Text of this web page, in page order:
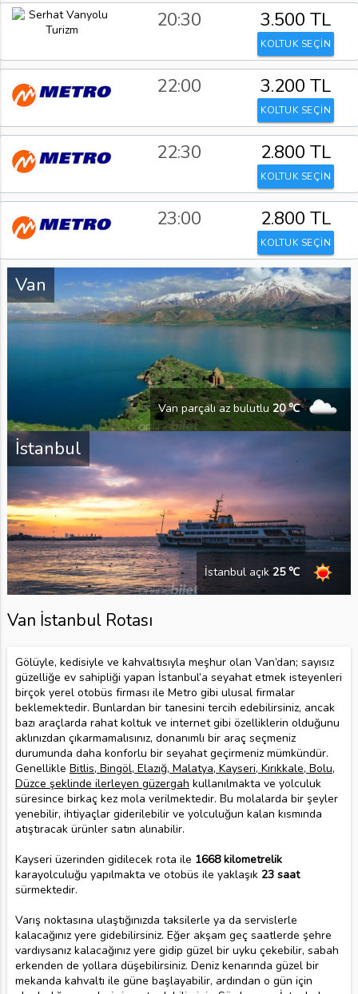
20:30 3.500 TL
KOLTUK SEÇİN
22:00 3.200 TL
KOLTUK SEÇİN
22:30 2.800 TL
KOLTUK SEÇİN
23:00 2.800 TL
KOLTUK SEÇİN
Van
Van parçalı az bulutlu 20 ℃
İstanbul
İstanbul açık25 ℃
Van İstanbul Rotası
Gölüyle, kedisiyle ve kahvaltısıyla meşhur olan Van’dan; sayısız
güzelliğe ev sahipliği yapan İstanbul’a seyahat etmek isteyenleri
birçok yerel otobüs firması ile Metro gibi ulusal firmalar
beklemektedir. Bunlardan bir tanesini tercih edebilirsiniz, ancak
bazı araçlarda rahat koltuk ve internet gibi özelliklerin olduğunu
aklınızdan çıkarmamalısınız, donanımlı bir araç seçmeniz
durumunda daha konforlu bir seyahat geçirmeniz mümkündür.
Genellikle Bitlis, Bingöl, Elazığ, Malatya, Kayseri, Kırıkkale, Bolu,
Düzce şeklinde ilerleyen güzergah kullanılmakta ve yolculuk
süresince birkaç kez mola verilmektedir. Bu molalarda bir şeyler
yenebilir, ihtiyaçlar giderilebilir ve yolculuğun kalan kısmında
atıştıracak ürünler satın alınabilir.
Kayseri üzerinden gidilecek rota ile 1668 kilometrelik
karayolculuğu yapılmakta ve otobüs ile yaklaşık 23 saat
sürmektedir.
Varış noktasına ulaştığınızda taksilerle ya da servislerle
kalacağınız yere gidebilirsiniz. Eğer akşam geç saatlerde şehre
vardıysanız kalacağınız yere gidip güzel bir uyku çekebilir, sabah
erkenden de yollara düşebilirsiniz. Deniz kenarında güzel bir
mekanda kahvaltı ile güne başlayabilir, ardından o gün için